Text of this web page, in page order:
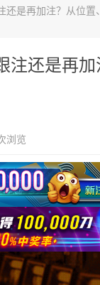
还是再加注？从位
注还是再
浏览